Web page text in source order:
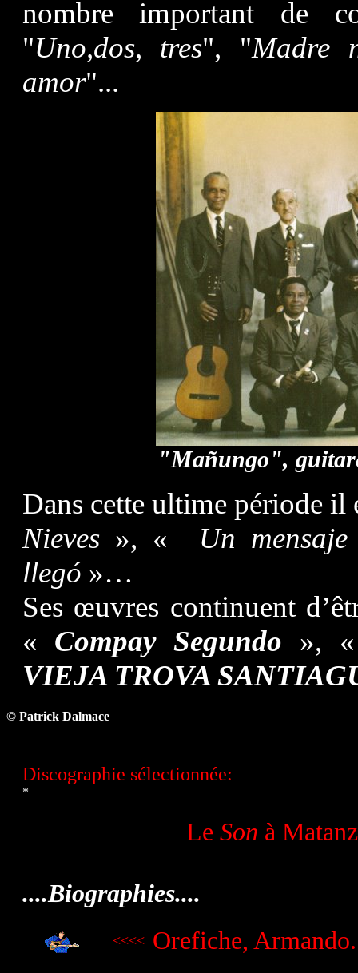
nombre important de
"Uno,dos, tres", "Madre
amor"...
"Mañungo",
Dans cette ultime période
Nieves», « Un
llegó »…
Ses œuvres continuent
« Compay Segundo »,
VIEJA TROVA
© Patrick Dalmace
Discographie sélectionnée:
*
Le Son à
....Biographies....
<<<< Orefiche, Armando.